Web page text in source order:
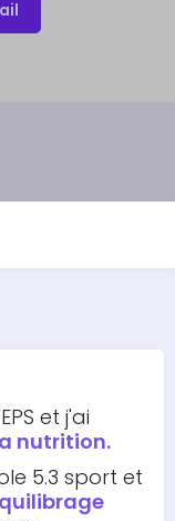
et j'ai
nutrition.
5.3 sport et